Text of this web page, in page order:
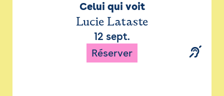
Celui qui voit
Lucie Lataste
12 sept.
Réserver